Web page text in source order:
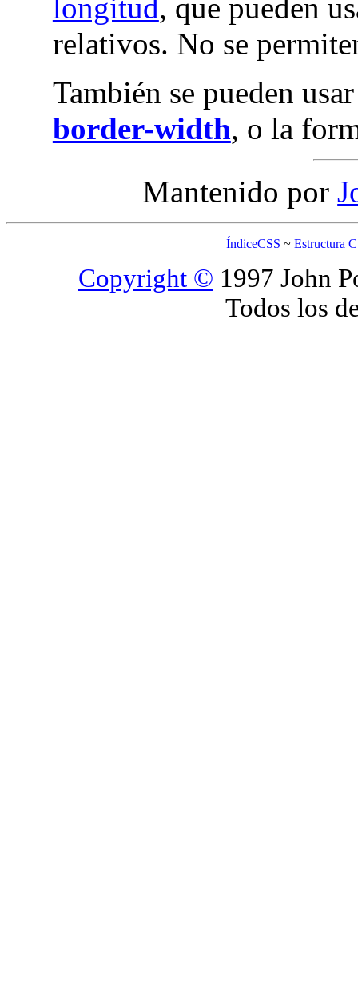
longitud, que pueden
relativos. No se
También se pueden
border-width, o la
Mantenido por
ÍndiceCSS ~ Estructura
Copyright © 1997 John
Todos los